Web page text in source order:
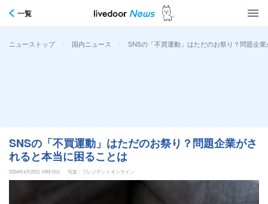
一覧
ニューストップ > 国内ニュース > SNSの「不買運動」はただのお祭り？問題企
SNSの「不買運動」はただのお祭り？問題企業がさ
れると本当に困ることは
2024年4月25日 10時15分 写真：プレジデントオンライン